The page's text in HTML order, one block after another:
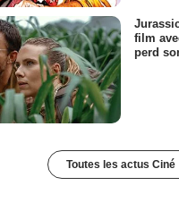
film
perd
Toutes les actus Ciné